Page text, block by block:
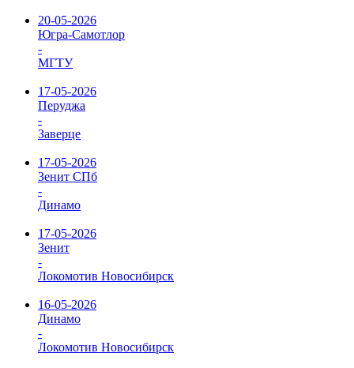
20-05-2026
Югра-Самотлор
-
МГТУ
17-05-2026
Перуджа
-
Заверце
17-05-2026
Зенит СПб
-
Динамо
17-05-2026
Зенит
-
Локомотив Новосибирск
16-05-2026
Динамо
-
Локомотив Новосибирск